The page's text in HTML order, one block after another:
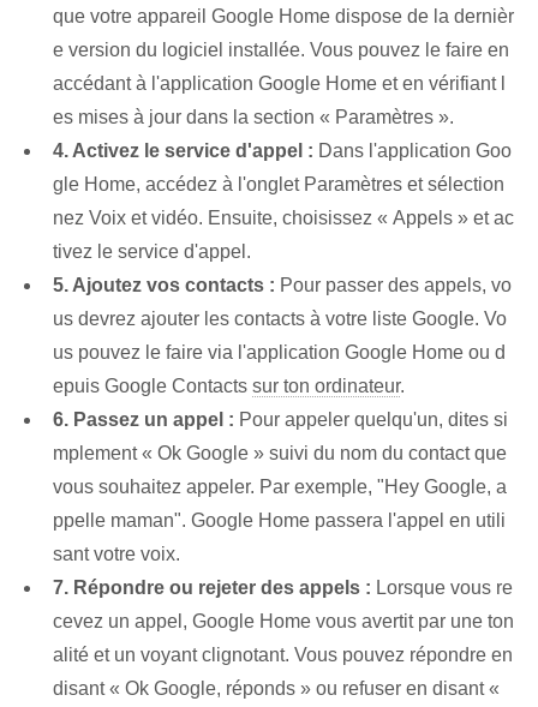
que votre appareil Google Home​ dispose de la dernièr
e version du logiciel installée. Vous pouvez le faire en
accédant à l'application Google Home et en vérifiant l
es mises à jour dans la section « Paramètres ».
4. Activez le service d'appel : Dans l'application Goo
gle Home, accédez à l'onglet Paramètres et sélection
nez Voix et vidéo. Ensuite, choisissez⁤ « Appels » et ac
tivez le service d'appel.
5.⁤ Ajoutez vos contacts : Pour passer des appels, vo
us devrez ⁢ajouter les contacts⁤ à votre ⁤liste Google. ‌Vo
us pouvez le faire via l'application‌ Google Home​ ou d
epuis⁤ Google Contacts​ sur ton ordinateur.
6. Passez un appel : Pour appeler quelqu'un, dites si
mplement « Ok‌ Google » suivi du nom du contact que
vous souhaitez appeler. Par exemple, "Hey Google, a
ppelle maman". Google Home passera l'appel en utili
sant votre voix.
7. Répondre ou rejeter des appels : Lorsque vous re
cevez un appel, Google Home vous avertit par une ton
alité et un voyant clignotant. Vous pouvez répondre en
disant « Ok Google, réponds » ou refuser en disant «